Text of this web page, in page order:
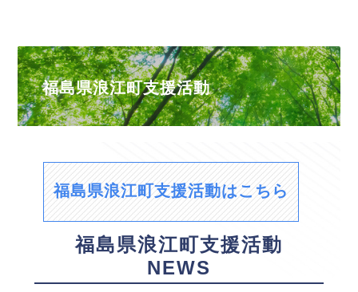
福島県浪江町支援活動
福島県浪江町支援活動はこちら
福島県浪江町支援活動
NEWS